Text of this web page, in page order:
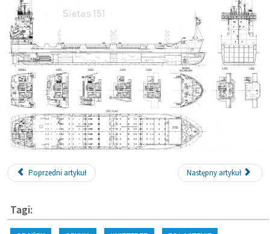
Poprzedni artykuł Następny artykuł
Tagi: